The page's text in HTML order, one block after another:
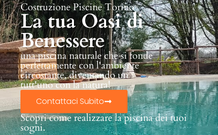
Costruzione Piscine Torino
La tua Oasi di
Benessere
una piscina naturale che si fonde
perfettamente con l'ambiente
circostante, diventando un
tutt'uno con la natura!
Contattaci Subito
Scopri come realizzare la piscina dei tuoi
sogni.